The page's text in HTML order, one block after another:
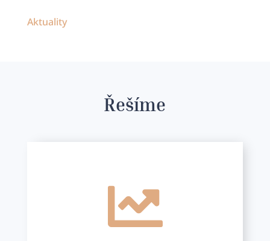
Aktuality
Řešíme
